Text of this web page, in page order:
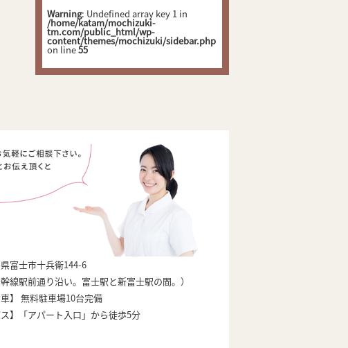
Warning: Undefined array key 1 in
/home/katam/mochizuki-
tm.com/public_html/wp-
content/themes/mochizuki/sidebar.php
on line55
富士市十兵衛144-6
幹線駅前通り沿い。富士駅と新富士駅の間。）
車】 無料駐車場10台完備
ス】「アパート入口」から徒歩5分